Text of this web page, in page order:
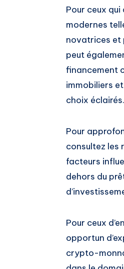
Pour ceux
modernes
novatrices et
peut
financement
immobiliers
choix éclairés.
Pour
consultez les
facteurs
dehors du
Pour ceux
opportun
crypto-